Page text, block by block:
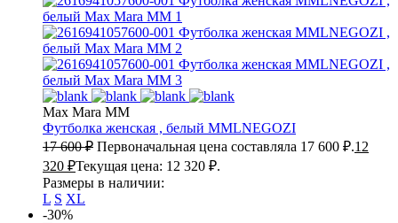
Max Mara MM
Футболка женская , белый MMLNEGOZI
17 600₽ Первоначальная цена составляла 17 600 ₽.12
320 ₽Текущая цена: 12 320 ₽.
Размеры в наличии:
L S XL
-30%